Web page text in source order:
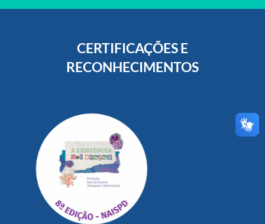
CERTIFICAÇÕES E
RECONHECIMENTOS